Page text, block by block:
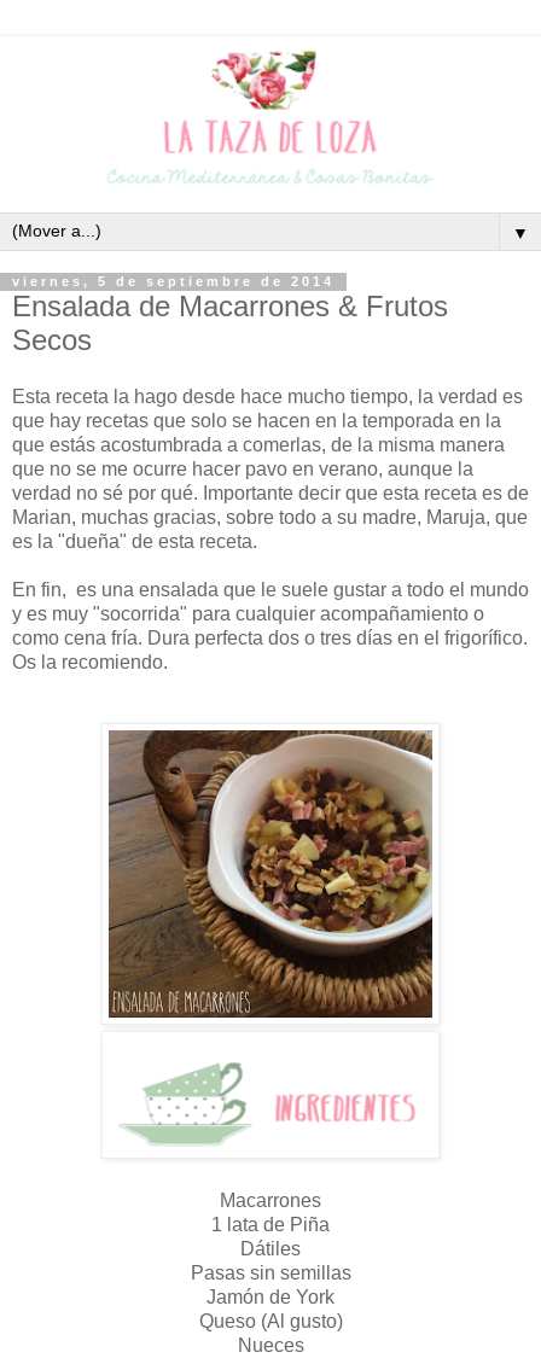
▼
viernes, 5 de septiembre de 2014
Ensalada de Macarrones & Frutos
Secos
Esta receta la hago desde hace mucho tiempo, la verdad es
que hay recetas que solo se hacen en la temporada en la
que estás acostumbrada a comerlas, de la misma manera
que no se me ocurre hacer pavo en verano, aunque la
verdad no sé por qué. Importante decir que esta receta es de
Marian, muchas gracias, sobre todo a su madre, Maruja, que
es la "dueña" de esta receta.
En fin, es una ensalada que le suele gustar a todo el mundo
y es muy "socorrida" para cualquier acompañamiento o
como cena fría. Dura perfecta dos o tres días en el frigorífico.
Os la recomiendo.
Macarrones
1 lata de Piña
Dátiles
Pasas sin semillas
Jamón de York
Queso (Al gusto)
Nueces